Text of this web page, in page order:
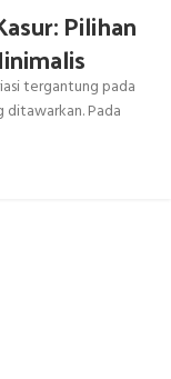
Pilihan
tergantung pada
ditawarkan. Pada